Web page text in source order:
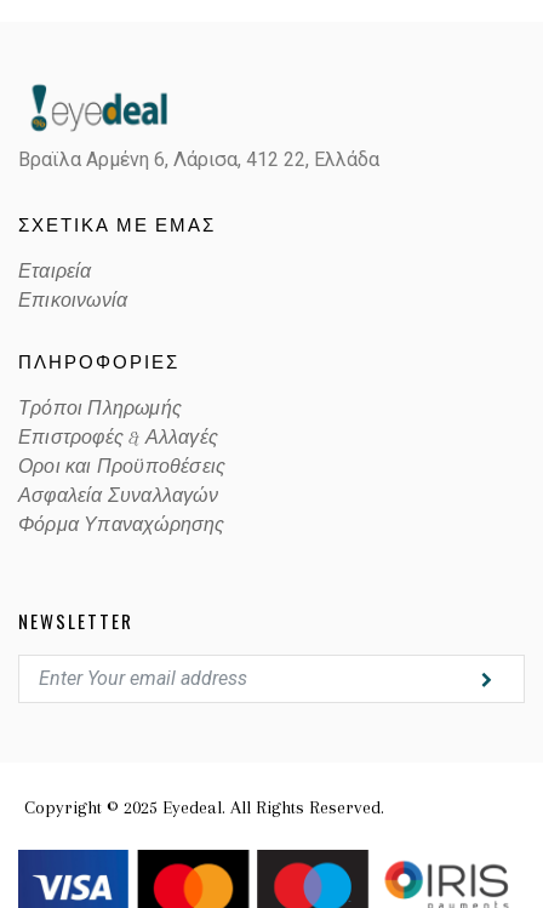
Βραϊλα Αρμένη 6, Λάρισα, 412 22, Ελλάδα
ΣΧΕΤΙΚΑ ΜΕ ΕΜΑΣ
Εταιρεία
Επικοινωνία
ΠΛΗΡΟΦΟΡΙΕΣ
Τρόποι Πληρωμής
Επιστροφές & Αλλαγές
Οροι και Προϋποθέσεις
Ασφαλεία Συναλλαγών
Φόρμα Υπαναχώρησης
NEWSLETTER
Copyright © 2025 Eyedeal. All Rights Reserved.